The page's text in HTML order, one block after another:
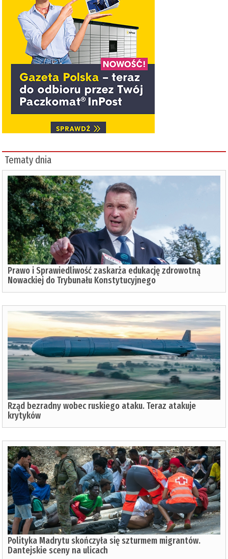
Tematy dnia
Prawo i Sprawiedliwość zaskarża edukację zdrowotną
Nowackiej do Trybunału Konstytucyjnego
Rząd bezradny wobec ruskiego ataku. Teraz atakuje
krytyków
Polityka Madrytu skończyła się szturmem migrantów.
Dantejskie sceny na ulicach